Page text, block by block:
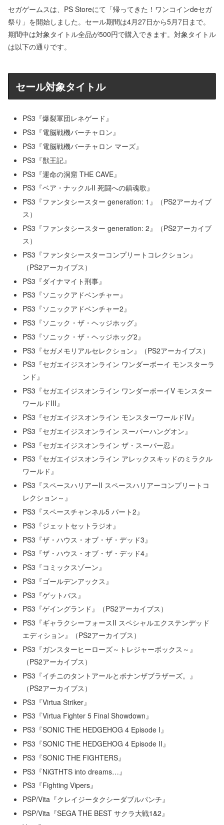
セガゲームスは、PS Storeにて「帰ってきた！ワンコインdeセガ
祭り」を開始しました。セール期間は4月27日から5月7日まで。
期間中は対象タイトル全品が500円で購入できます。対象タイトル
は以下の通りです。
セール対象タイトル
PS3『爆裂軍団レネゲード』
PS3『電脳戦機バーチャロン』
PS3『電脳戦機バーチャロン マーズ』
PS3『獣王記』
PS3『運命の洞窟 THE CAVE』
PS3『ベア・ナックルII 死闘への鎮魂歌』
PS3『ファンタシースター generation: 1』（PS2アーカイブ
ス）
PS3『ファンタシースター generation: 2』（PS2アーカイブ
ス）
PS3『ファンタシースターコンプリートコレクション』
（PS2アーカイブス）
PS3『ダイナマイト刑事』
PS3『ソニックアドベンチャー』
PS3『ソニックアドベンチャー2』
PS3『ソニック・ザ・ヘッジホッグ』
PS3『ソニック・ザ・ヘッジホッグ2』
PS3『セガメモリアルセレクション』（PS2アーカイブス）
PS3『セガエイジスオンライン ワンダーボーイ モンスターラ
ンド』
PS3『セガエイジスオンライン ワンダーボーイV モンスター
ワールドIII』
PS3『セガエイジスオンライン モンスターワールドIV』
PS3『セガエイジスオンライン スーパーハングオン』
PS3『セガエイジスオンライン ザ・スーパー忍』
PS3『セガエイジスオンライン アレックスキッドのミラクル
ワールド』
PS3『スペースハリアーII スペースハリアーコンプリートコ
レクション～』
PS3『スペースチャンネル5 パート2』
PS3『ジェットセットラジオ』
PS3『ザ・ハウス・オブ・ザ・デッド3』
PS3『ザ・ハウス・オブ・ザ・デッド4』
PS3『コミックスゾーン』
PS3『ゴールデンアックス』
PS3『ゲットバス』
PS3『ゲイングランド』（PS2アーカイブス）
PS3『ギャラクシーフォースII スペシャルエクステンデッド
エディション』（PS2アーカイブス）
PS3『ガンスターヒーローズ～トレジャーボックス～』
（PS2アーカイブス）
PS3『イチニのタントアールとボナンザブラザーズ。』
（PS2アーカイブス）
PS3『Virtua Striker』
PS3『Virtua Fighter 5 Final Showdown』
PS3『SONIC THE HEDGEHOG 4 Episode I』
PS3『SONIC THE HEDGEHOG 4 Episode II』
PS3『SONIC THE FIGHTERS』
PS3『NiGTHTS into dreams…』
PS3『Fighting Vipers』
PSP/Vita『クレイジータクシーダブルパンチ』
PSP/Vita『SEGA THE BEST サクラ大戦1&2』